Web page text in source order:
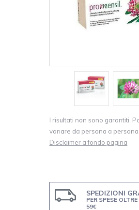
I risultati non sono garantiti.
variare da persona a persona.
Disclaimer a fondo pagina
SPEDIZIONI
PER SPESE
59€